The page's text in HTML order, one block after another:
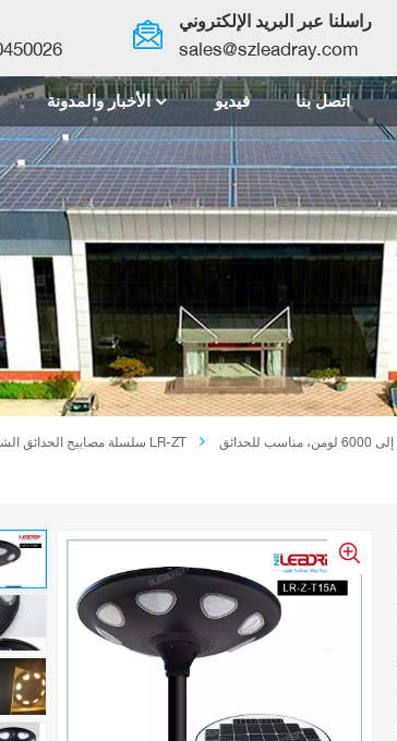
راسلنا عبر البريد الإلكتروني
sales@szleadray.com
الأخبار والمدونة فيديو اتصل بنا
سلسلة مصابيح الحدائق الشمسية LR-ZT